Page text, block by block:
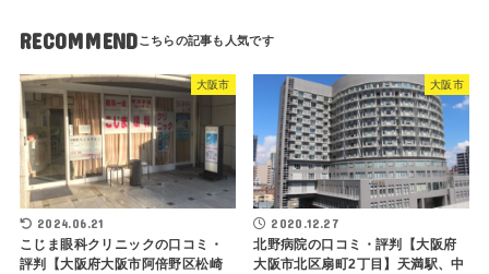
RECOMMEND
大阪市
2024.06.21
こじま眼科クリニックの口コミ・
評判【大阪府大阪市阿倍野区松崎
大阪市
2020.12.27
北野病院の口コミ・評判【大阪府
大阪市北区扇町2丁目】天満駅、中